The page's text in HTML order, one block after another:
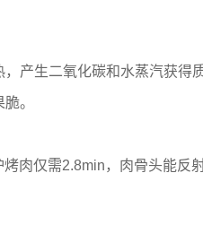
产生二氧化碳和水蒸汽获得
。
肉仅需2.8min，肉骨头能反